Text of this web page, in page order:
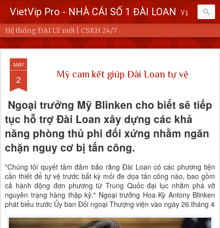
VietVip Pro - NHÀ CÁI SỐ 1 ĐÀI LOAN Vietvip Pro Sân chơi cá cược nhà cái hàng đầu Đài Loan. Vietvip Pro phát hành hơn 600 game cược khác nhau. Nạp tiền tại 7-Eleven, Family Mart, Okmart, Hilife, ATM. Rút tiền 24h không giới hạn. Uy tín khi bao rút, miễn phí 60kuai phí rút tiền. Hệ thống khuyến mãi cho cả hội viên mới và hội viên cũ, cskh 1:1 24/7.
Hệ thống ĐẠI LÝ mới | CSKH 24/7
MAY
2 Mỹ cam kết giúp Đài Loan tự vệ
Ngoại trưởng Mỹ Blinken cho biết sẽ tiếp
tục hỗ trợ Đài Loan xây dựng các khả
năng phòng thủ phi đối xứng nhằm ngăn
chặn nguy cơ bị tấn công.
"Chúng tôi quyết tâm đảm bảo rằng Đài Loan có các phương tiện
cần thiết để tự vệ trước bất kỳ mối đe dọa tấn công nào, bao gồm
cả hành động đơn phương từ Trung Quốc đại lục nhằm phá vỡ
nguyên trạng hàng thập kỷ." Ngoại trưởng Hoa Kỳ Antony Blinken
phát biểu trước Ủy ban Đối ngoại Thượng viện vào ngày 26 tháng 4